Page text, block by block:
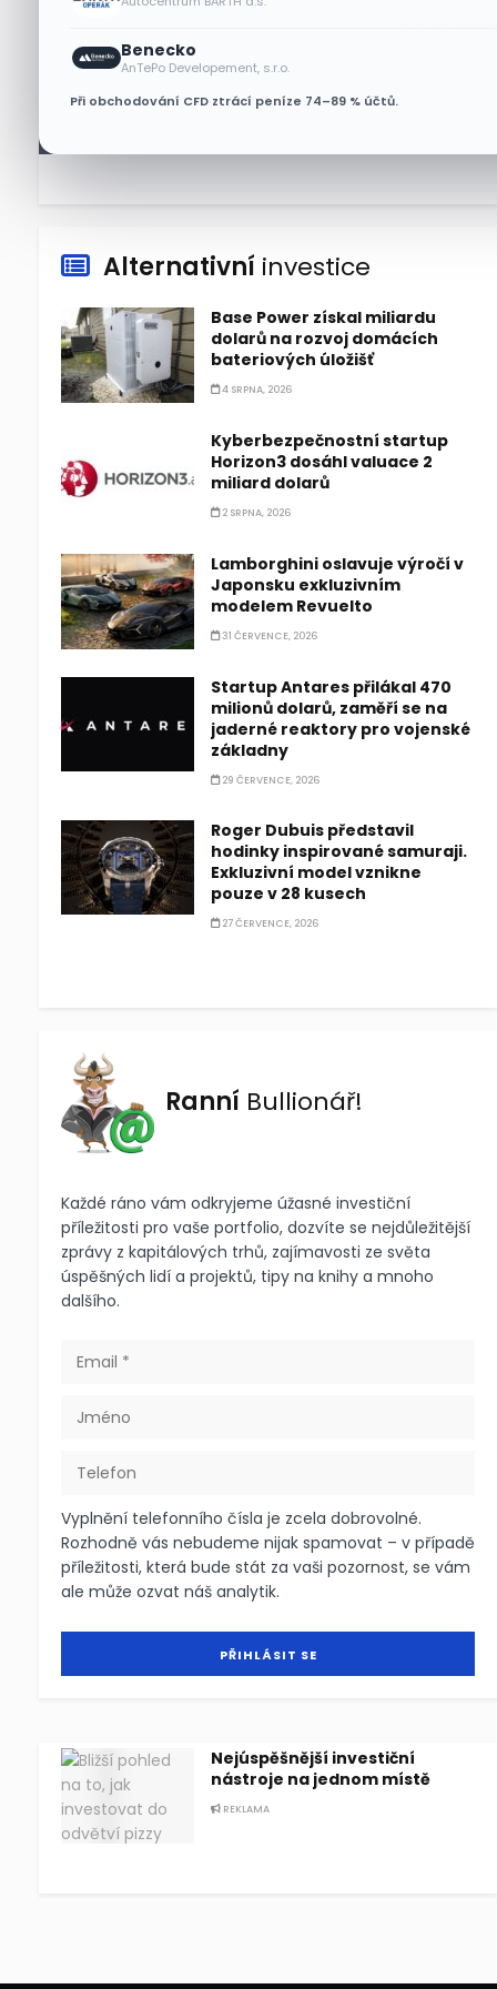
Benecko
AnTePo Developement, s.r.o.
Při obchodování CFD ztrácí peníze 74–89 % účtů.
Lisa Su zlehčuje Muskův
závazek vůči Nvidii. Akcie AMD
po výsledcích klesají
Alternativní investice
Base Power získal miliardu
dolarů na rozvoj domácích
bateriových úložišť
4 SRPNA, 2026
Kyberbezpečnostní startup
Horizon3 dosáhl valuace 2
miliard dolarů
2 SRPNA, 2026
Lamborghini oslavuje výročí v
Japonsku exkluzivním
modelem Revuelto
31 ČERVENCE, 2026
Startup Antares přilákal 470
milionů dolarů, zaměří se na
jaderné reaktory pro vojenské
základny
29 ČERVENCE, 2026
Roger Dubuis představil
hodinky inspirované samuraji.
Exkluzivní model vznikne
pouze v 28 kusech
27 ČERVENCE, 2026
Ranní Bullionář!
Každé ráno vám odkryjeme úžasné investiční
příležitosti pro vaše portfolio, dozvíte se nejdůležitější
zprávy z kapitálových trhů, zajímavosti ze světa
úspěšných lidí a projektů, tipy na knihy a mnoho
dalšího.
Vyplnění telefonního čísla je zcela dobrovolné.
Rozhodně vás nebudeme nijak spamovat – v případě
příležitosti, která bude stát za vaši pozornost, se vám
ale může ozvat náš analytik.
Nejúspěšnější investiční
nástroje na jednom místě
REKLAMA